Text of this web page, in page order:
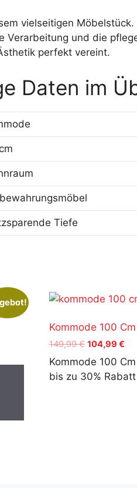
vielseitigen
und die
perfekt vereint.
Daten im
Tiefe
Kommode 100
149,99€
Preis
war:
149,99 €
104,99 €
ist:
Kommode 100
bis zu 30%